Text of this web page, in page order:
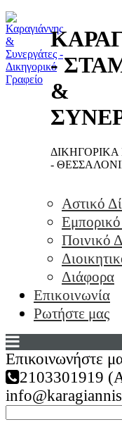
-
&
-
Αστικό
Εμπορικό
Ποινικό
Διάφορα
Επικοινωνία
Ρωτήστε μας
Επικοινωνήστε
2103301919